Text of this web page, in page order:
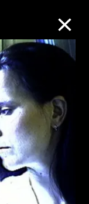
搜索